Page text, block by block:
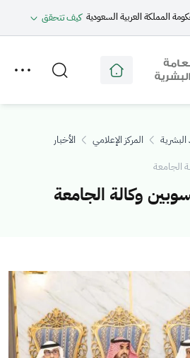
المملكة العربية السعودية كيف تتحقق
البشرية المركز الإعلامي
الأخبار
الجامعة
وكالة الجامعة